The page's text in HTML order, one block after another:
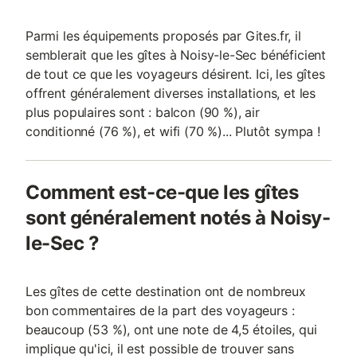
Parmi les équipements proposés par Gites.fr, il
semblerait que les gîtes à Noisy-le-Sec bénéficient
de tout ce que les voyageurs désirent. Ici, les gîtes
offrent généralement diverses installations, et les
plus populaires sont : balcon (90 %), air
conditionné (76 %), et wifi (70 %)... Plutôt sympa !
Comment est-ce-que les gîtes
sont généralement notés à Noisy-
le-Sec ?
Les gîtes de cette destination ont de nombreux
bon commentaires de la part des voyageurs :
beaucoup (53 %), ont une note de 4,5 étoiles, qui
implique qu'ici, il est possible de trouver sans